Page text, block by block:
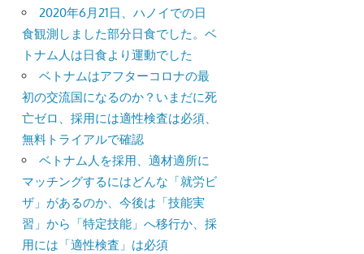
2020年6月21日、ハノイでの日
食観測しました部分日食でした。ベ
トナム人は日食より運動でした
ベトナムはアフターコロナの最
初の交流国になるのか？いまだに死
亡ゼロ、採用には適性検査は必須、
無料トライアルで確認
ベトナム人を採用、適材適所に
マッチングするにはどんな「就労ビ
ザ」があるのか、今後は「技能実
習」から「特定技能」へ移行か、採
用には「適性検査」は必須